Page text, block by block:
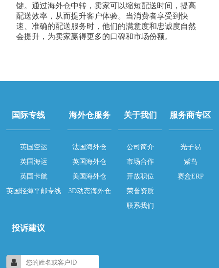
键。通过海外仓中转，卖家可以缩短配送时间，提高
配送效率，从而提升客户体验。当消费者享受到快
速、准确的配送服务时，他们的满意度和忠诚度自然
会提升，为卖家赢得更多的口碑和市场份额。
国际专线
英国空运
英国海运
英国卡航
英国轻薄平邮专线
海外仓服务
法国海外仓
英国海外仓
美国海外仓
3D动态海外仓
关于我们
公司简介
市场合作
开放职位
荣誉资质
联系我们
服务商专区
光子易
紫鸟
赛盒ERP
投诉建议